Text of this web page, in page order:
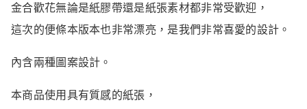
金合歡花無論是紙膠帶還是紙張素材都非常受歡迎，
這次的便條本版本也非常漂亮， 是我們非常喜愛的設計。
內含兩種圖案設計。
本商品使用 具有質感的紙張，